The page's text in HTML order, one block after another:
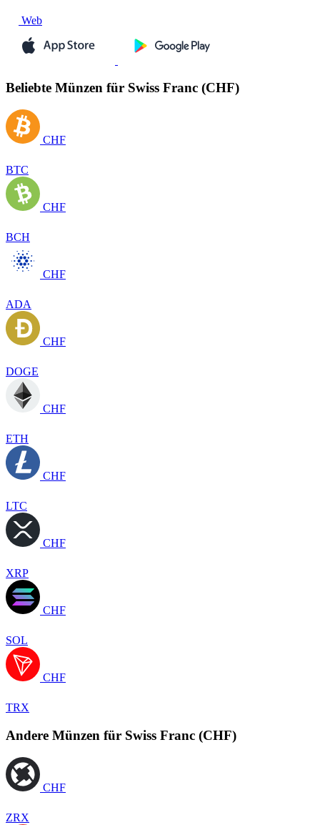
Web
Beliebte Münzen für Swiss Franc (CHF)
CHF
BTC
CHF
BCH
CHF
ADA
CHF
DOGE
CHF
ETH
CHF
LTC
CHF
XRP
CHF
SOL
CHF
TRX
Andere Münzen für Swiss Franc (CHF)
CHF
ZRX